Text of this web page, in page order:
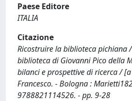
Paese Editore
ITALIA
Citazione
Ricostruire la biblioteca pichiana
biblioteca di Giovanni Pico della
bilanci e prospettive di ricerca /
Francesco. - Bologna :
9788821114526. - pp. 9-28